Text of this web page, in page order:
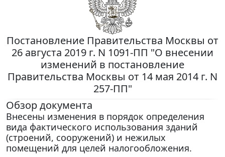
Постановление Правительства Москвы от
26 августа 2019 г. N 1091-ПП "О внесении
изменений в постановление
Правительства Москвы от 14 мая 2014 г. N
257-ПП"
Обзор документа
Внесены изменения в порядок определения
вида фактического использования зданий
(строений, сооружений) и нежилых
помещений для целей налогообложения.